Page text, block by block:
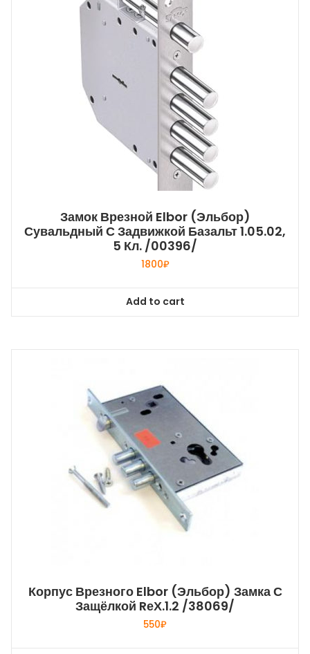
Замок Врезной Elbor (Эльбор)
Сувальдный С Задвижкой Базальт 1.05.02,
5 Кл. /00396/
1800₽
Add to cart
Корпус Врезного Elbor (Эльбор) Замка С
Защёлкой RеХ.1.2 /38069/
550₽